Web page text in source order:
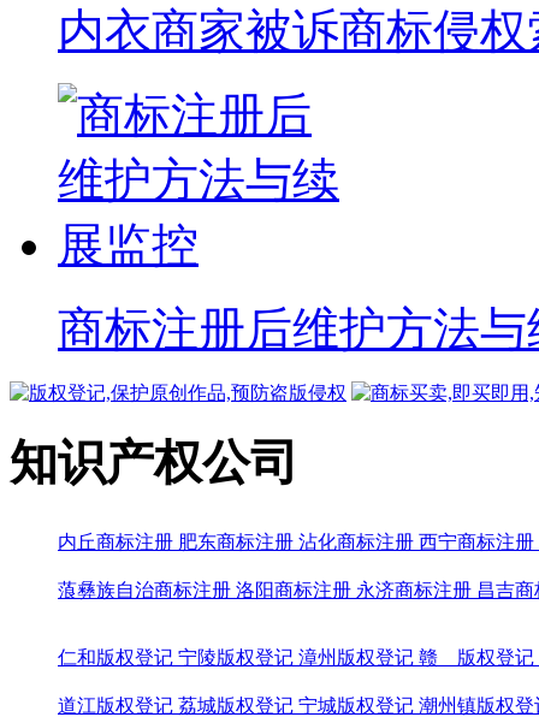
内衣商家被诉商标侵
商标注册后维护方法
知识产权公司
内丘商标注册 肥东商标注册 沾化商标注册 西宁商标注册
蒗彝族自治商标注册 洛阳商标注册 永济商标注册 昌吉
仁和版权登记 宁陵版权登记 漳州版权登记 赣 版权登记
道江版权登记 荔城版权登记 宁城版权登记 潮州镇版权登